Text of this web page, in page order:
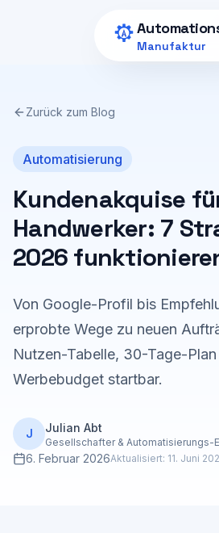
Manufaktur
Zurück zum Blog
Automatisierung
Kundenakquise
Handwerker: 7
2026
Von Google-Profil bis
erprobte Wege zu neuen
Nutzen-Tabelle, 30-Tage-Plan
Werbebudget startbar.
J Julian Abt
Gesellschafter & Automatisierungs-
6. Februar 2026Aktualisiert: 11. Juni